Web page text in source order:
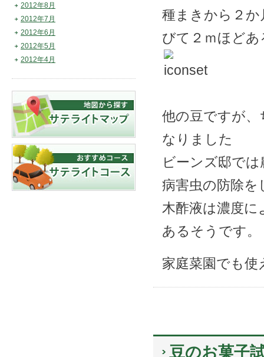
種まきから２
びて２ｍほど
他の豆ですが
なりました
ビーンズ邸で
病害虫の防除を
木酢液は濃度
あるそうです。
家庭菜園でも
豆のお菓子
2012年8月
2012年7月
2012年6月
2012年5月
2012年4月